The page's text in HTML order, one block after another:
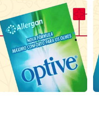
Laboratório
Por Menos